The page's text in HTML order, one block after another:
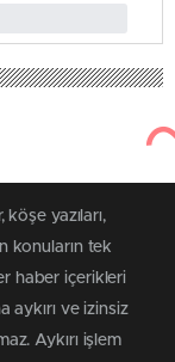
yazıları,
konuların tek
haber içerikleri
aykırı ve izinsiz
Aykırı işlem